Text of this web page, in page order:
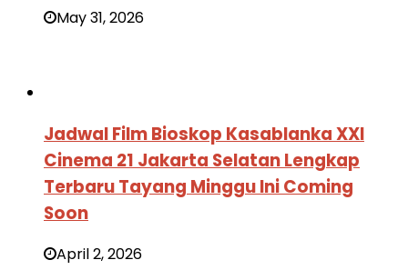
May 31, 2026
Jadwal Film Bioskop Kasablanka XXI
Cinema 21 Jakarta Selatan Lengkap
Terbaru Tayang Minggu Ini Coming
Soon
April 2, 2026